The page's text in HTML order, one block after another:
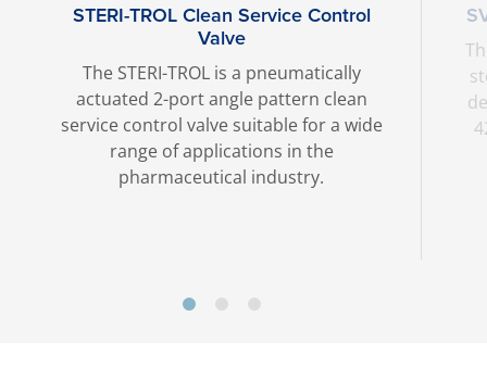
STERI-TROL Clean Service Control
Valve
The STERI-TROL is a pneumatically
actuated 2-port angle pattern clean
service control valve suitable for a wide
range of applications in the
pharmaceutical industry.